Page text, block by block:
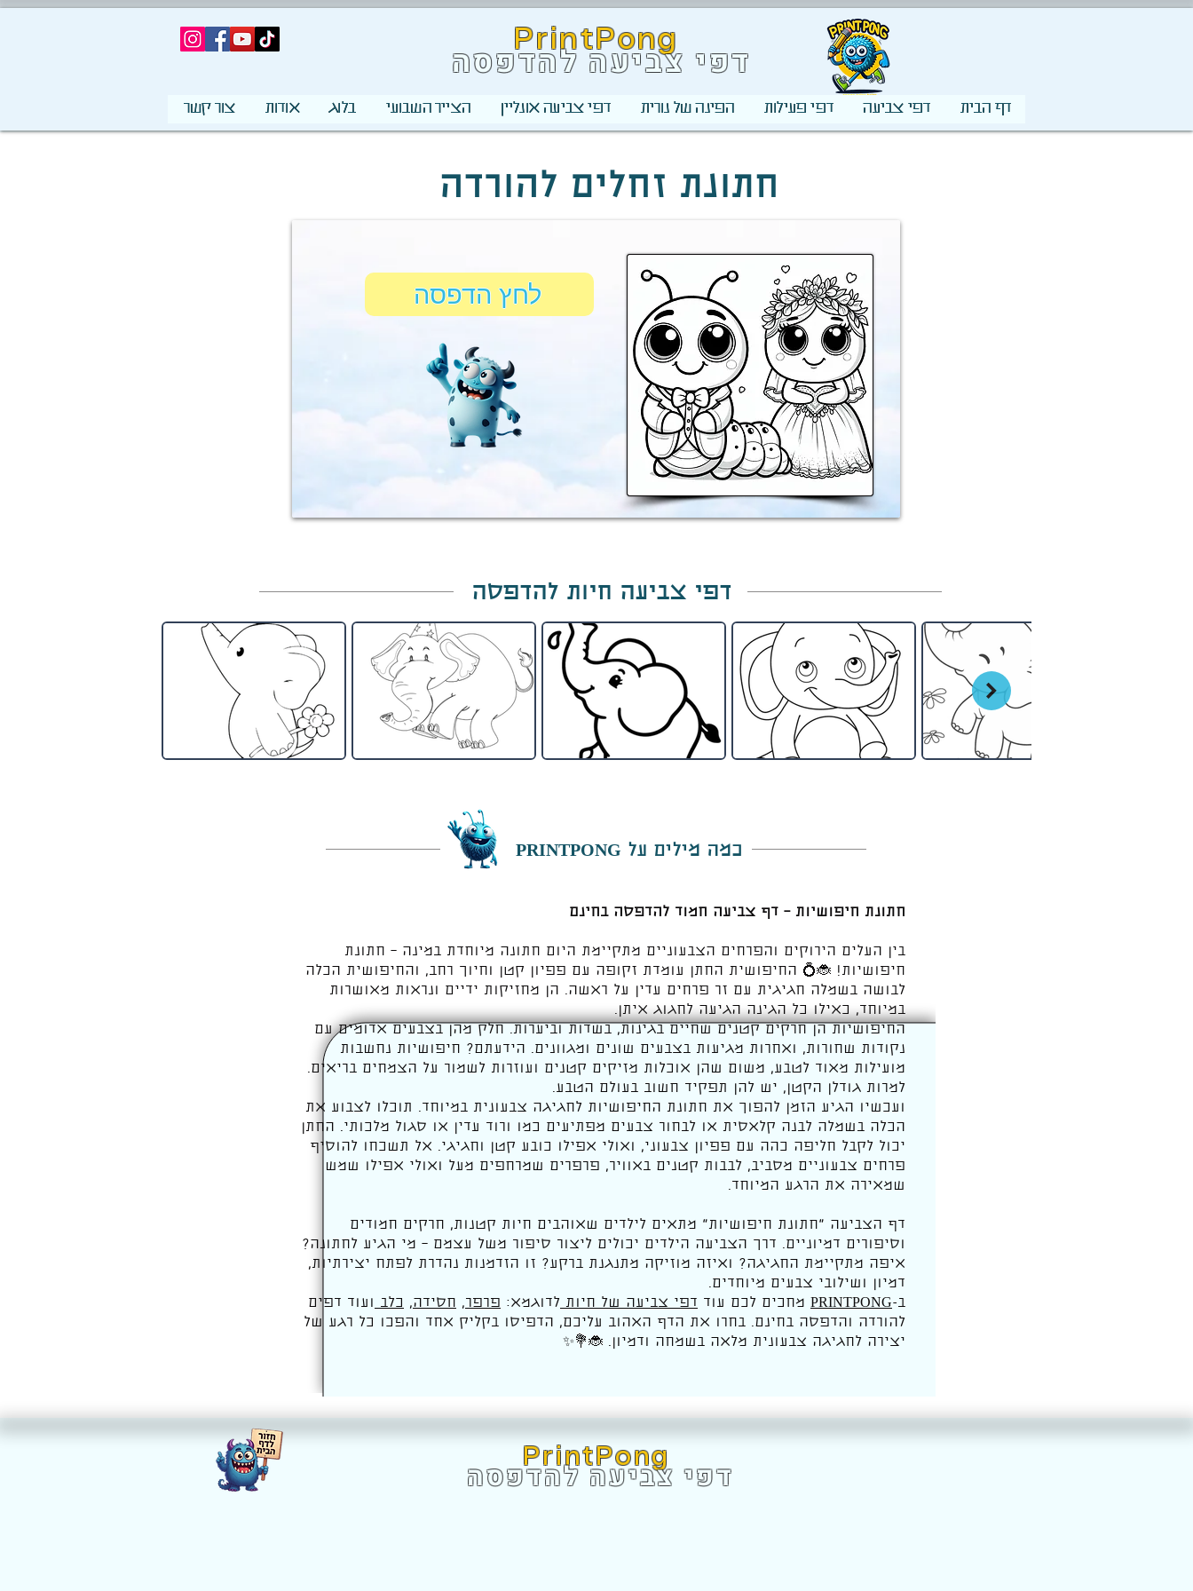
PrintPong
דפי צביעה להדפסה
דף הבית דפי צביעה דפי פעילות הפינה של נורית דפי צביעה אונליין הצייר השבועי בלוג אודות צור קשר
חתונת זחלים להורדה
לחץ הדפסה
כמה מילים על PRINTPONG
חתונת חיפושיות – דף צביעה חמוד להדפסה בחינם
בין העלים הירוקים והפרחים הצבעוניים מתקיימת היום חתונה מיוחדת במינה – חתונת
חיפושיות! 🐞💍 החיפושית החתן עומדת זקופה עם פפיון קטן וחיוך רחב, והחיפושית הכלה
לבושה בשמלה חגיגית עם זר פרחים עדין על ראשה. הן מחזיקות ידיים ונראות מאושרות
במיוחד, כאילו כל הגינה הגיעה לחגוג איתן.
החיפושיות הן חרקים קטנים שחיים בגינות, בשדות וביערות. חלק מהן בצבעים אדומים עם
נקודות שחורות, ואחרות מגיעות בצבעים שונים ומגוונים. הידעתם? חיפושיות נחשבות
מועילות מאוד לטבע, משום שהן אוכלות מזיקים קטנים ועוזרות לשמור על הצמחים בריאים.
למרות גודלן הקטן, יש להן תפקיד חשוב בעולם הטבע.
ועכשיו הגיע הזמן להפוך את חתונת החיפושיות לחגיגה צבעונית במיוחד. תוכלו לצבוע את
הכלה בשמלה לבנה קלאסית או לבחור צבעים מפתיעים כמו ורוד עדין או סגול מלכותי. החתן
יכול לקבל חליפה כהה עם פפיון צבעוני, ואולי אפילו כובע קטן וחגיגי. אל תשכחו להוסיף
פרחים צבעוניים מסביב, לבבות קטנים באוויר, פרפרים שמרחפים מעל ואולי אפילו שמש
שמאירה את הרגע המיוחד.
דף הצביעה “חתונת חיפושיות” מתאים לילדים שאוהבים חיות קטנות, חרקים חמודים
וסיפורים דמיוניים. דרך הצביעה הילדים יכולים ליצור סיפור משל עצמם – מי הגיע לחתונה?
איפה מתקיימת החגיגה? ואיזה מוזיקה מתנגנת ברקע? זו הזדמנות נהדרת לפתח יצירתיות,
דמיון ושילובי צבעים מיוחדים.
ב-PRINTPONG מחכים לכם עוד דפי צביעה של חיו ת לדוגמא: פרפר, חסידה, כלב ועוד דפים
להורדה והדפסה בחינם. בחרו את הדף האהוב עליכם, הדפיסו בקליק אחד והפכו כל רגע של
יצירה לחגיגה צבעונית מלאה בשמחה ודמיון. 🐞💐✨
PrintPong
דפי צביעה להדפסה